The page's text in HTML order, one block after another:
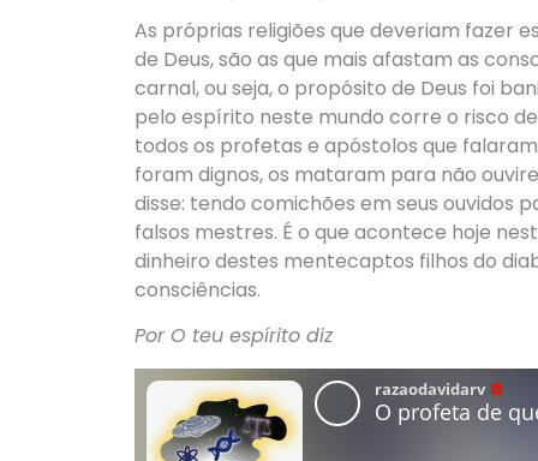
As próprias religiões que deveriam fazer
de Deus, são as que mais afastam as
carnal, ou seja, o propósito de Deus foi
pelo espírito neste mundo corre o risco
todos os profetas e apóstolos que
foram dignos, os mataram para não
disse: tendo comichões em seus ouvidos
falsos mestres. É o que acontece hoje
dinheiro destes mentecaptos filhos do
consciências.
Por O teu espírito diz